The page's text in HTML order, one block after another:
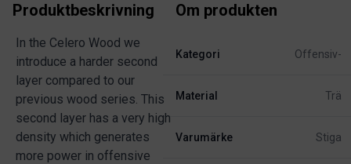
Produktbeskrivning
In the Celero Wood we
introduce a harder second
layer compared to our
previous wood series. This
second layer has a very high
density which generates
more power in offensive
Om produkten
Kategori Offensiv-
Material Trä
Varumärke Stiga